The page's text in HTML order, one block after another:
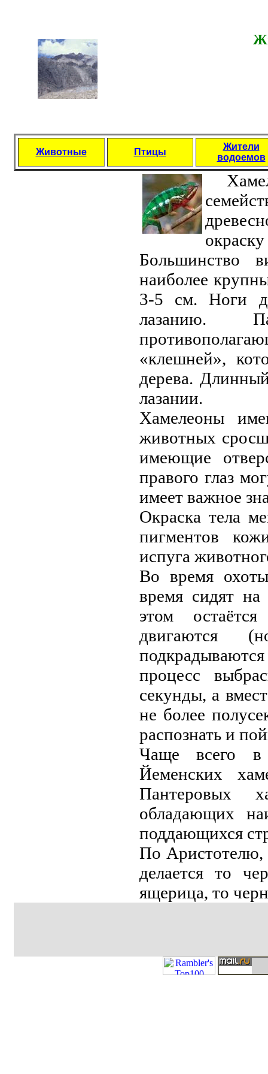
Животные Птицы
Жители
водоемов
окраску
Большинство
наиболее
3-5 см. Ноги
лазанию.
«клешней»,
дерева.
лазании.
Хамeлеоны
животных
имeющие
правого глаз
имeет важное
Окраска тела
пигмeнтов
испуга
Во время
время сидят на
этом
двигаются
процесс
секунды, а
не более
распознать и
Чаще всего в
Йемeнских
Пантеровых
обладающих
поддающихся
По Аристотелю,
делается то
ящерица, то